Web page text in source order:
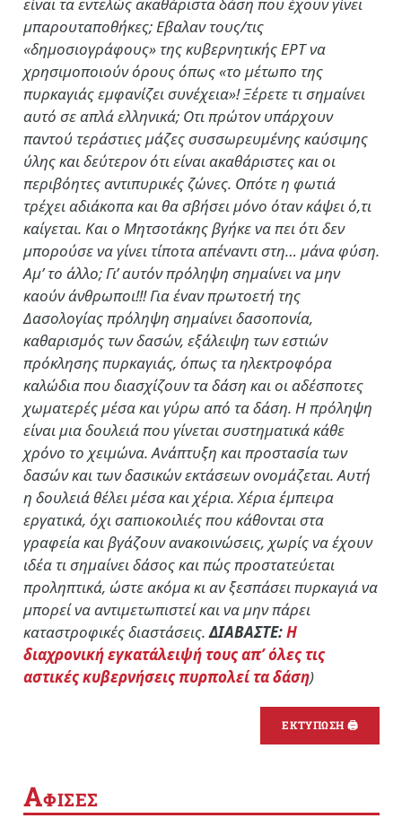
μπαρουταποθήκες; Εβαλαν τους/τις
«δημοσιογράφους» της κυβερνητικής ΕΡΤ να
χρησιμοποιούν όρους όπως «το μέτωπο της
πυρκαγιάς εμφανίζει συνέχεια»! Ξέρετε τι σημαίνει
αυτό σε απλά ελληνικά; Οτι πρώτον υπάρχουν
παντού τεράστιες μάζες συσσωρευμένης καύσιμης
ύλης και δεύτερον ότι είναι ακαθάριστες και οι
περιβόητες αντιπυρικές ζώνες. Οπότε η φωτιά
τρέχει αδιάκοπα και θα σβήσει μόνο όταν κάψει ό,τι
καίγεται. Και ο Μητσοτάκης βγήκε να πει ότι δεν
μπορούσε να γίνει τίποτα απέναντι στη… μάνα φύση.
Αμ’ το άλλο; Γι’ αυτόν πρόληψη σημαίνει να μην
καούν άνθρωποι!!! Για έναν πρωτοετή της
Δασολογίας πρόληψη σημαίνει δασοπονία,
καθαρισμός των δασών, εξάλειψη των εστιών
πρόκλησης πυρκαγιάς, όπως τα ηλεκτροφόρα
καλώδια που διασχίζουν τα δάση και οι αδέσποτες
χωματερές μέσα και γύρω από τα δάση. Η πρόληψη
είναι μια δουλειά που γίνεται συστηματικά κάθε
χρόνο το χειμώνα. Ανάπτυξη και προστασία των
δασών και των δασικών εκτάσεων ονομάζεται. Αυτή
η δουλειά θέλει μέσα και χέρια. Χέρια έμπειρα
εργατικά, όχι σαπιοκοιλιές που κάθονται στα
γραφεία και βγάζουν ανακοινώσεις, χωρίς να έχουν
ιδέα τι σημαίνει δάσος και πώς προστατεύεται
προληπτικά, ώστε ακόμα κι αν ξεσπάσει πυρκαγιά να
μπορεί να αντιμετωπιστεί και να μην πάρει
καταστροφικές διαστάσεις.ΔΙΑΒΑΣΤΕ:Η
διαχρονική εγκατάλειψή τους απ’ όλες τις
αστικές κυβερνήσεις πυρπολεί τα δάση)
ΕΚΤΥΠΩΣΗ 🖨
ΑΦΙΣΕΣ